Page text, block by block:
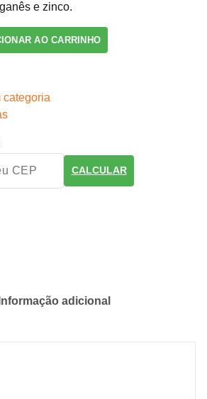
e zinco.
AO CARRINHO
categoria
CALCULAR
Informação adicional